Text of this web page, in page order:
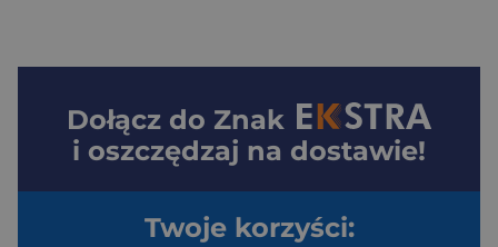
Dołącz do Znak
i oszczędzaj na dostawie!
Twoje korzyści: